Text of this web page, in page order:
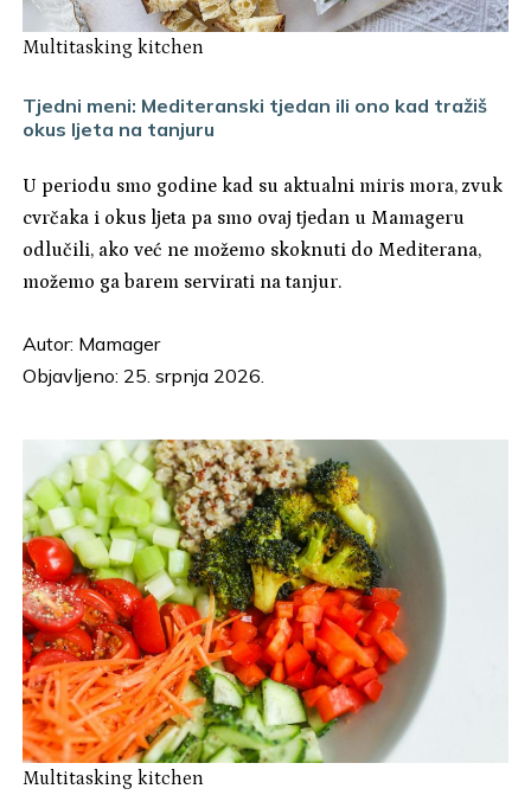
Multitasking kitchen
Tjedni meni: Mediteranski tjedan ili ono kad tražiš
okus ljeta na tanjuru
U periodu smo godine kad su aktualni miris mora, zvuk
cvrčaka i okus ljeta pa smo ovaj tjedan u Mamageru
odlučili, ako već ne možemo skoknuti do Mediterana,
možemo ga barem servirati na tanjur.
Autor: Mamager
Objavljeno: 25. srpnja 2026.
Multitasking kitchen